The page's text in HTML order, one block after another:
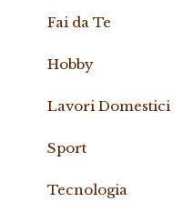
Fai da Te
Hobby
Lavori Domestici
Sport
Tecnologia